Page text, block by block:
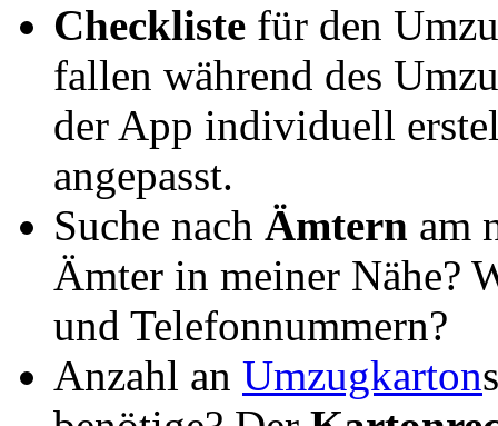
Checkliste für den
fallen während des
der App individuell
angepasst.
Suche nach Ämtern am
Ämter in meiner Nähe?
und Telefonnummern?
Anzahl an Umzugkarton